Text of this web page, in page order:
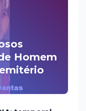
Homem